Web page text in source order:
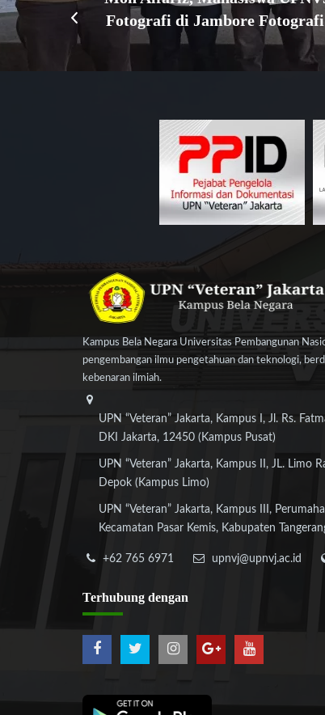
Fotografi di Jambore
Kampus Bela Negara Universitas Pembangunan
pengembangan ilmu pengetahuan dan teknologi,
kebenaran ilmiah.
UPN “Veteran” Jakarta, Kampus I, Jl. Rs.
DKI Jakarta, 12450 (Kampus Pusat)
UPN “Veteran” Jakarta, Kampus II, JL. Limo
Depok (Kampus Limo)
UPN “Veteran” Jakarta, Kampus III,
Kecamatan Pasar Kemis, Kabupaten
+62 765 6971 upnvj@upnvj.ac.id
Terhubung dengan